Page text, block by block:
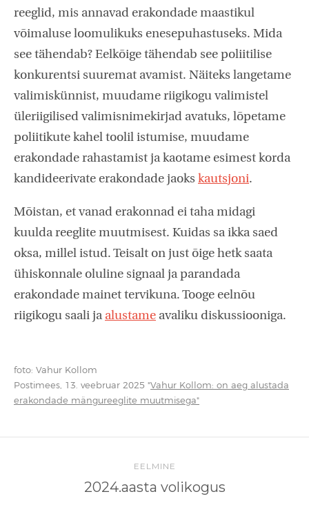
reeglid, mis annavad erakondade maastikul
võimaluse loomulikuks enesepuhastuseks. Mida
see tähendab? Eelkõige tähendab see poliitilise
konkurentsi suuremat avamist. Näiteks langetame
valimiskünnist, muudame riigikogu valimistel
üleriigilised valimisnimekirjad avatuks, lõpetame
poliitikute kahel toolil istumise, muudame
erakondade rahastamist ja kaotame esimest korda
kandideerivate erakondade jaoks kautsjoni.
Mõistan, et vanad erakonnad ei taha midagi
kuulda reeglite muutmisest. Kuidas sa ikka saed
oksa, millel istud. Teisalt on just õige hetk saata
ühiskonnale oluline signaal ja parandada
erakondade mainet tervikuna. Tooge eelnõu
riigikogu saali ja alustame avaliku diskussiooniga.
foto: Vahur Kollom
Postimees, 13. veebruar 2025 "Vahur Kollom: on aeg alustada
erakondade mängureeglite muutmisega"
EELMINE
2024.aasta volikogus